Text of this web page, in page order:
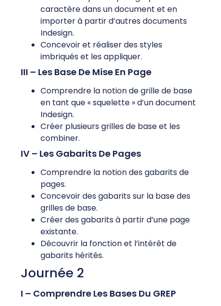
caractère dans un document et en
importer à partir d’autres documents
Indesign.
Concevoir et réaliser des styles
imbriqués et les appliquer.
III – Les Base De Mise En Page
Comprendre la notion de grille de base
en tant que « squelette » d’un document
Indesign.
Créer plusieurs grilles de base et les
combiner.
IV – Les Gabarits De Pages
Comprendre la notion des gabarits de
pages.
Concevoir des gabarits sur la base des
grilles de base.
Créer des gabarits à partir d’une page
existante.
Découvrir la fonction et l’intérêt de
gabarits hérités.
Journée 2
I – Comprendre Les Bases Du GREP